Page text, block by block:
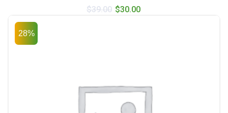
$39.00 $30.00
28%